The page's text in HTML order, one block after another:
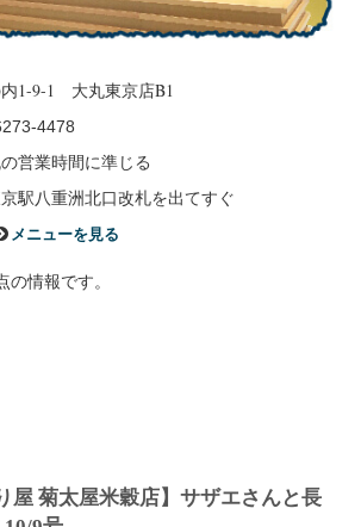
1-9-1 大丸東京店B1
4478
営業時間に準じる
駅八重洲北口改札を出てすぐ
メニューを見る
の情報です。
屋 菊太屋米穀店】サザエさんと長